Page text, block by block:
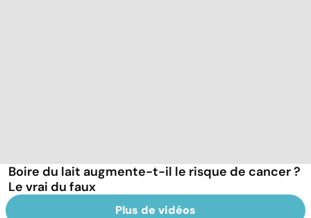
Boire du lait augmente-t-il le risque de cancer ?
Le vrai du faux
Plus de vidéos